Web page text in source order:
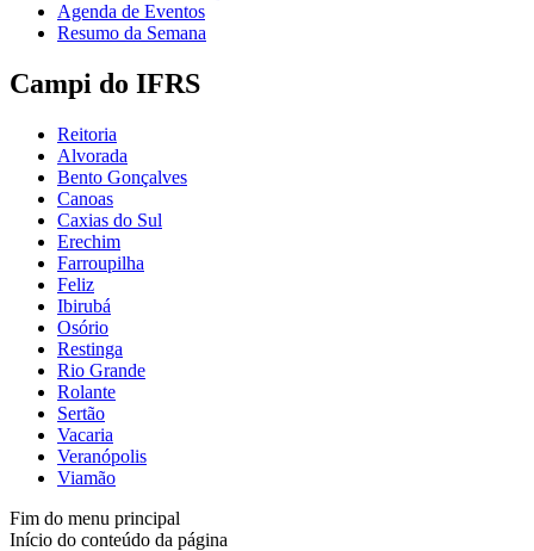
Agenda de Eventos
Resumo da Semana
Campi do IFRS
Reitoria
Alvorada
Bento Gonçalves
Canoas
Caxias do Sul
Erechim
Farroupilha
Feliz
Ibirubá
Osório
Restinga
Rio Grande
Rolante
Sertão
Vacaria
Veranópolis
Viamão
Fim do menu principal
Início do conteúdo da página